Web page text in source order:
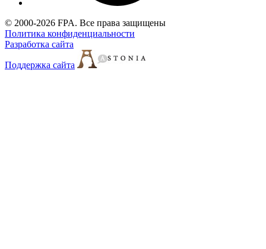
© 2000-2026 FPA. Все права защищены
Политика конфиденциальности
Разработка сайта
Поддержка сайта